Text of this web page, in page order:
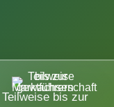
Teilweise bis zur